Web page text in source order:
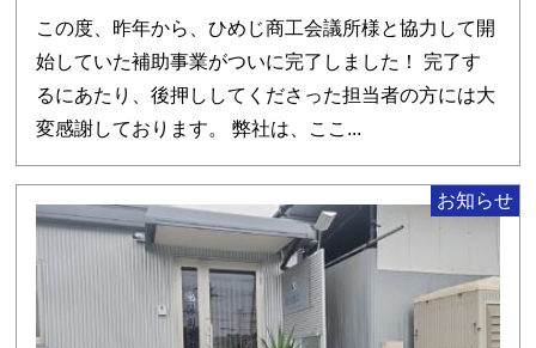
この度、昨年から、ひめじ商工会議所様と協力して開
始していた補助事業がついに完了しました！ 完了す
るにあたり、後押ししてくださった担当者の方には大
変感謝しております。 弊社は、ここ...
お知らせ